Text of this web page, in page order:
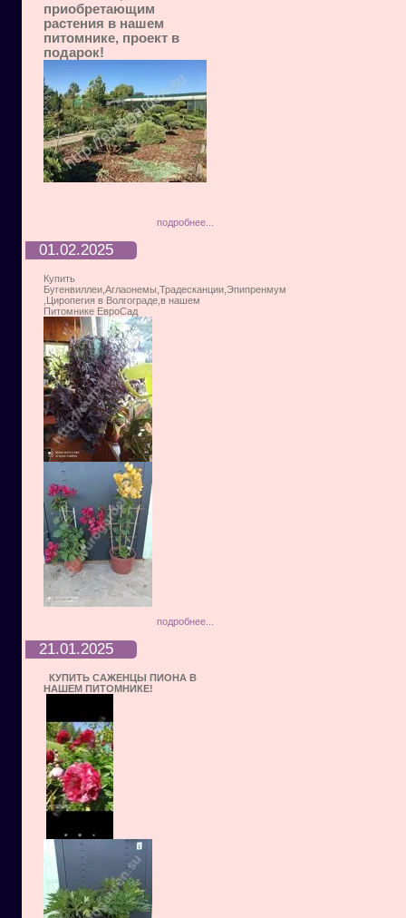
приобретающим
растения в нашем
питомнике, проект в
подарок!
подробнее...
01.02.2025
Купить
Бугенвиллеи,Аглаонемы,Традесканции,Эпипренмум
,Циропегия в Волгограде,в нашем
Питомнике ЕвроСад
подробнее...
21.01.2025
КУПИТЬ САЖЕНЦЫ ПИОНА В
НАШЕМ ПИТОМНИКЕ!